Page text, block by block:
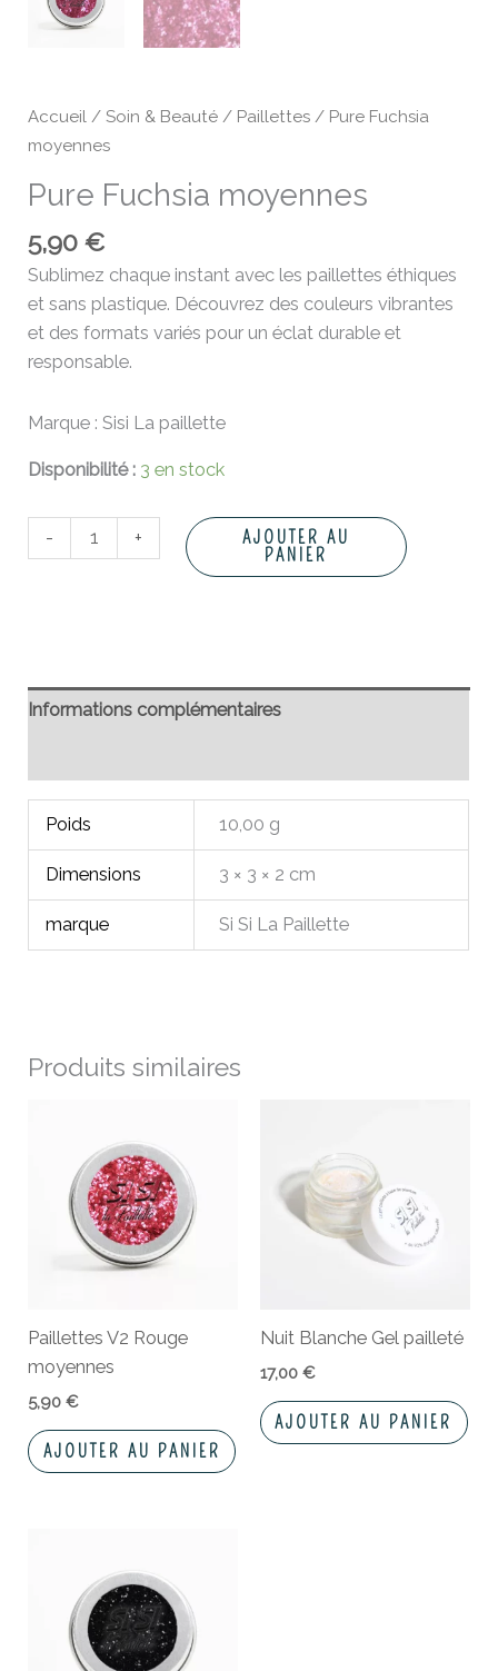
Accueil /Soin & Beauté / Paillettes / Pure Fuchsia
moyennes
Pure Fuchsia moyennes
5,90€
Sublimez chaque instant avec les paillettes éthiques
et sans plastique. Découvrez des couleurs vibrantes
et des formats variés pour un éclat durable et
responsable.
Marque : Sisi La paillette
Disponibilité : 3 en stock
- +
AJOUTER AU
PANIER
Informations complémentaires
Poids 10,00 g
Dimensions 3 × 3 × 2 cm
marque Si Si La Paillette
Produits similaires
Paillettes V2 Rouge
moyennes
5,90€
AJOUTER AU PANIER
Nuit Blanche Gel pailleté
17,00 €
AJOUTER AU PANIER